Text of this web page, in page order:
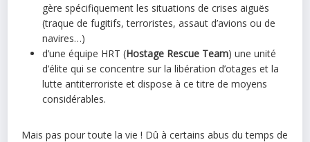
gère spécifiquement les situations de crises aiguës
(traque de fugitifs, terroristes, assaut d’avions ou de
navires…)
d’une équipe HRT (Hostage Rescue Team) une unité
d’élite qui se concentre sur la libération d’otages et la
lutte antiterroriste et dispose à ce titre de moyens
considérables.
Mais pas pour toute la vie ! Dû à certains abus du temps de